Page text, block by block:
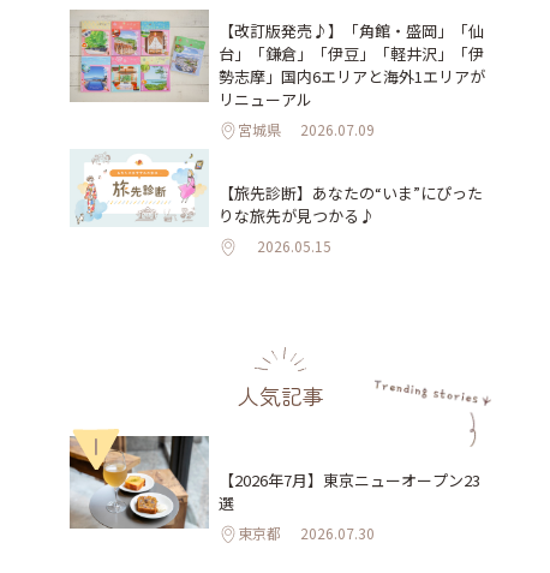
【改訂版発売♪】「角館・盛岡」「仙
台」「鎌倉」「伊豆」「軽井沢」「伊
勢志摩」国内6エリアと海外1エリアが
リニューアル
宮城県 2026.07.09
【旅先診断】あなたの“いま”にぴった
りな旅先が見つかる♪
2026.05.15
人気記事
1
【2026年7月】東京ニューオープン23
選
東京都 2026.07.30